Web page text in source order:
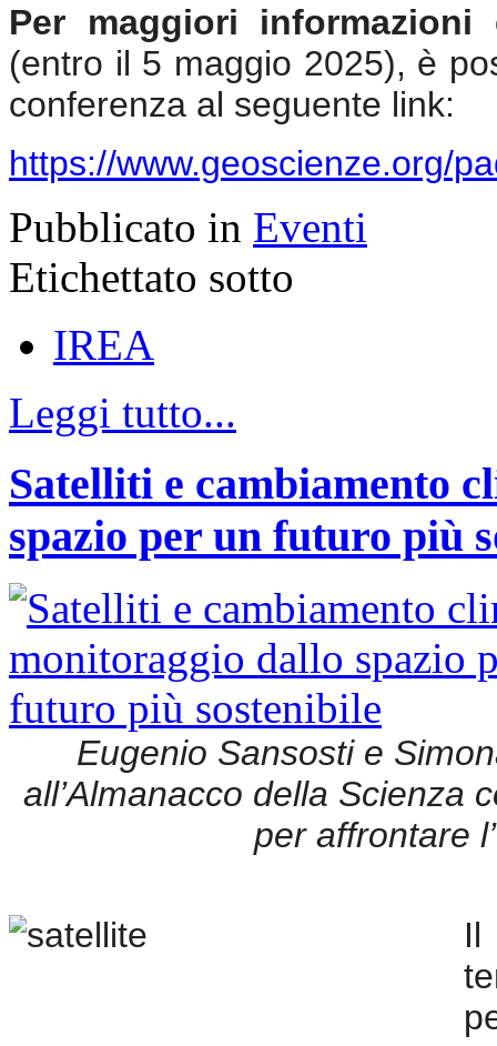
Per maggiori
(entro il 5 maggio 2025), è
conferenza al seguente link:
https://www.geoscienze.org/
Pubblicato in Eventi
Etichettato sotto
IREA
Leggi tutto...
Satelliti e cambiamento
spazio per un futuro più
Eugenio Sansosti e
all’Almanacco della Scienza
per affrontare
Il